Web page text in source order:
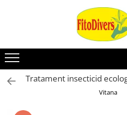
Tratament insecticid
Vitana